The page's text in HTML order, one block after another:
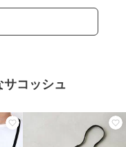
コッシュ